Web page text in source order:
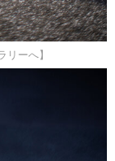
ーへ】